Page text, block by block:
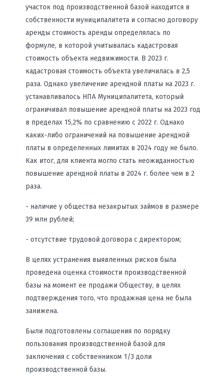
участок под производственной базой находится в
собственности муниципалитета и согласно договору
аренды стоимость аренды определялась по
формуле, в которой учитывалась кадастровая
стоимость объекта недвижимости. В 2023 г.
кадастровая стоимость объекта увеличилась в 2,5
раза. Однако увеличение арендной платы на 2023 г.
устанавливалось НПА Муниципалитета, который
ограничивал повышение арендной платы на 2023 год
в пределах 15,2% по сравнению с 2022 г. Однако
каких-либо ограничений на повышение арендной
платы в определенных лимитах в 2024 году не было.
Как итог, для клиента могло стать неожиданностью
повышение арендной платы в 2024 г. более чем в 2
раза.
- наличие у общества незакрытых займов в размере
39 млн рублей;
- отсутствие трудовой договора с директором;
В целях устранения выявленных рисков была
проведена оценка стоимости производственной
базы на момент ее продажи Обществу, в целях
подтверждения того, что продажная цена не была
занижена.
Были подготовлены соглашения по порядку
пользования производственной базой для
заключения с собственником 1/3 доли
производственной базы.